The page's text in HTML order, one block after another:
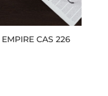
CAS 226